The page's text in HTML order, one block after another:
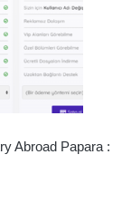
Abroad Papara :